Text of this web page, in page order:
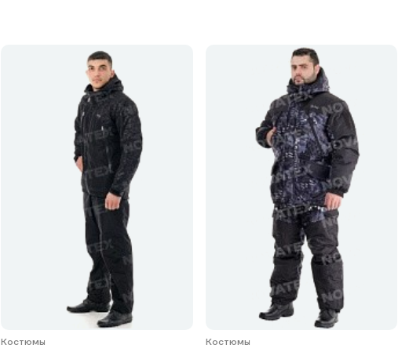
Костюмы Костюмы